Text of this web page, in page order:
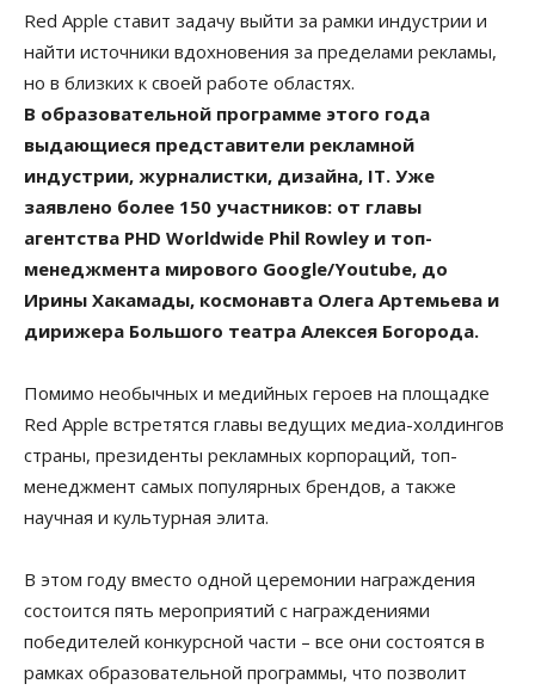
Red Apple ставит задачу выйти за рамки индустрии и
найти источники вдохновения за пределами рекламы,
но в близких к своей работе областях.
В образовательной программе этого года
выдающиеся представители рекламной
индустрии, журналистки, дизайна, IT. Уже
заявлено более 150 участников: от главы
агентства PHD Worldwide Phil Rowley и топ-
менеджмента мирового Google/Youtube, до
Ирины Хакамады, космонавта Олега Артемьева и
дирижера Большого театра Алексея Богорода.
Помимо необычных и медийных героев на площадке
Red Apple встретятся главы ведущих медиа-холдингов
страны, президенты рекламных корпораций, топ-
менеджмент самых популярных брендов, а также
научная и культурная элита.
В этом году вместо одной церемонии награждения
состоится пять мероприятий с награждениями
победителей конкурсной части – все они состоятся в
рамках образовательной программы, что позволит